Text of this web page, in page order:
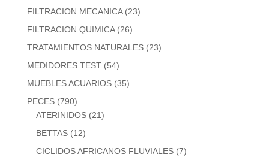
FILTRACION MECANICA (23)
FILTRACION QUIMICA (26)
TRATAMIENTOS NATURALES (23)
MEDIDORES TEST (54)
MUEBLES ACUARIOS (35)
PECES (790)
ATERINIDOS (21)
BETTAS (12)
CICLIDOS AFRICANOS FLUVIALES (7)